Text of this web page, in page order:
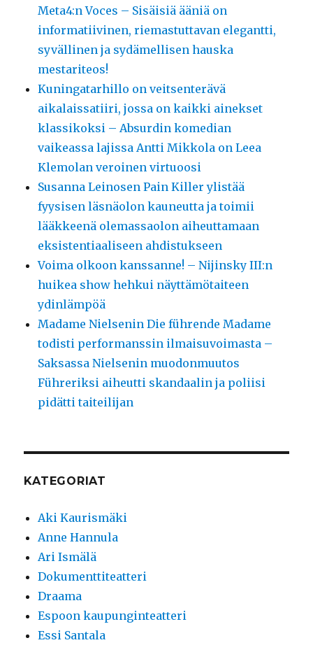
Meta4:n Voces – Sisäisiä ääniä on
informatiivinen, riemastuttavan elegantti,
syvällinen ja sydämellisen hauska
mestariteos!
Kuningatarhillo on veitsenterävä
aikalaissatiiri, jossa on kaikki ainekset
klassikoksi – Absurdin komedian
vaikeassa lajissa Antti Mikkola on Leea
Klemolan veroinen virtuoosi
Susanna Leinosen Pain Killer ylistää
fyysisen läsnäolon kauneutta ja toimii
lääkkeenä olemassaolon aiheuttamaan
eksistentiaaliseen ahdistukseen
Voima olkoon kanssanne! – Nijinsky III:n
huikea show hehkui näyttämötaiteen
ydinlämpöä
Madame Nielsenin Die führende Madame
todisti performanssin ilmaisuvoimasta –
Saksassa Nielsenin muodonmuutos
Führeriksi aiheutti skandaalin ja poliisi
pidätti taiteilijan
KATEGORIAT
Aki Kaurismäki
Anne Hannula
Ari Ismälä
Dokumenttiteatteri
Draama
Espoon kaupunginteatteri
Essi Santala